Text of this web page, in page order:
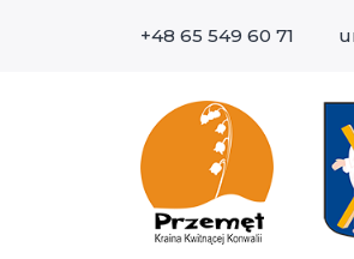
+48 65 549 60 71